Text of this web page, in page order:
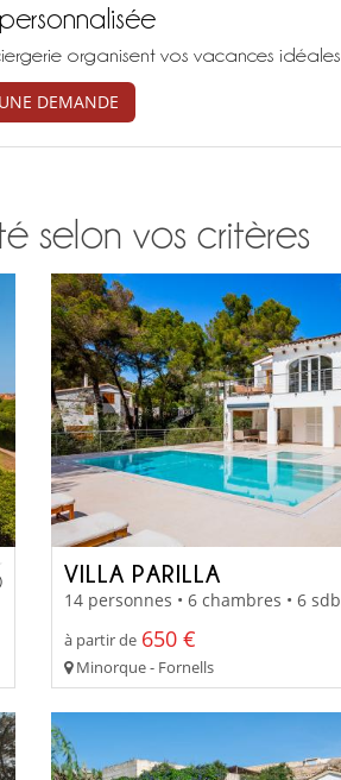
organisent vos vacances idéales
DEMANDE
selon vos critères
VILLA PARILLA
14 personnes • 6 chambres • 6 sdb
à partir de 650 €
Minorque - Fornells